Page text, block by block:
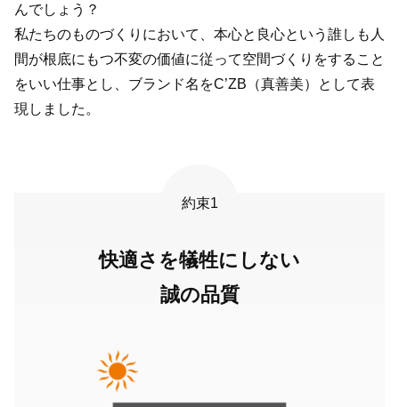
んでしょう？
私たちのものづくりにおいて、本心と良心という誰しも人
間が根底にもつ不変の価値に従って空間づくりをすること
をいい仕事とし、ブランド名をC’ZB（真善美）として表
現しました。
約束1
快適さを犠牲にしない
誠の品質